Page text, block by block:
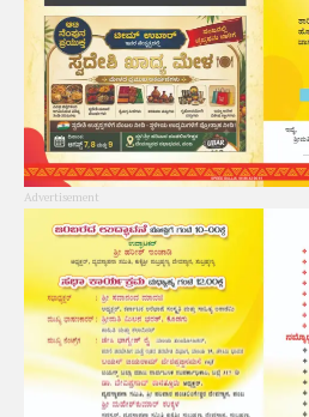
Advertisement